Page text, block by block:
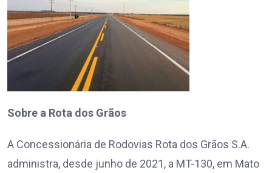
Sobre a Rota dos Grãos
A Concessionária de Rodovias Rota dos Grãos S.A.
administra, desde junho de 2021, a MT-130, em Mato